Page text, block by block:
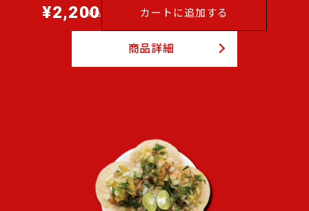
通
¥2,200
税込 カートに追加する
商品詳細